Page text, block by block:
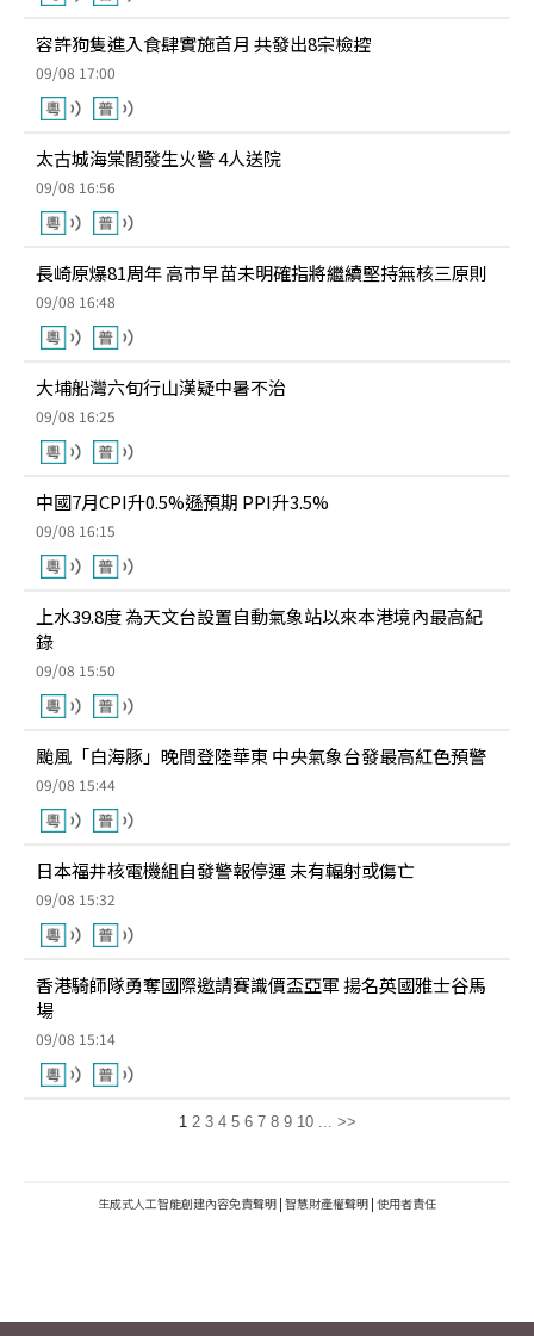
容許狗隻進入食肆實施首月 共發出8宗檢控
09/08 17:00
太古城海棠閣發生火警 4人送院
09/08 16:56
長崎原爆81周年 高市早苗未明確指將繼續堅持無核三原則
09/08 16:48
大埔船灣六旬行山漢疑中暑不治
09/08 16:25
中國7月CPI升0.5%遜預期 PPI升3.5%
09/08 16:15
上水39.8度 為天文台設置自動氣象站以來本港境內最高紀
錄
09/08 15:50
颱風「白海豚」晚間登陸華東 中央氣象台發最高紅色預警
09/08 15:44
日本福井核電機組自發警報停運 未有輻射或傷亡
09/08 15:32
香港騎師隊勇奪國際邀請賽識價盃亞軍 揚名英國雅士谷馬
場
09/08 15:14
1 2 3 4 5 6 7 8 9 10 ... >>
生成式人工智能創建內容免責聲明 | 智慧財產權聲明 | 使用者責任